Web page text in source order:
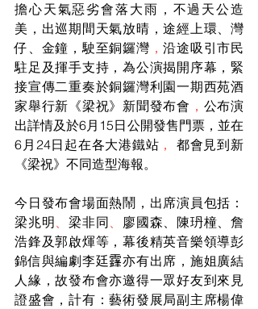
擔心天氣惡劣會落大雨，不過天公造
美，出巡期間天氣放晴，途經上環、灣
仔、金鐘，駛至銅鑼灣 ，沿途吸引市民
駐足及揮手支持，為公演揭開序幕，緊
接宣傳二重奏於銅鑼灣利園一期西苑酒
家舉行新《梁祝》新聞發布會 ， 公布演
出詳情及於6月15日公開發售門票，並在
6月24日起在各大港鐵站 ，
都會見到新
《梁祝》不同造型海報。
今日發布會場面熱鬧，出席演員包括：
梁兆明、 梁非同、 廖國森、陳玬橦、詹
浩鋒及郭啟煇等，幕後精英音樂領導彭
錦信與編劇李廷𩆨亦有出席，施姐廣結
人緣，故發布會亦邀得一眾好友到來見
證盛會，計有：藝術發展局副主席楊偉